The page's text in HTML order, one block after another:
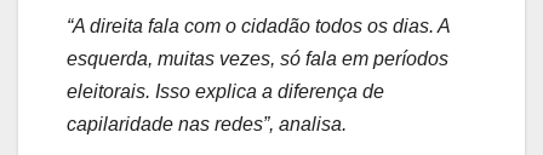
“A direita fala com o cidadão todos os dias. A
esquerda, muitas vezes, só fala em períodos
eleitorais. Isso explica a diferença de
capilaridade nas redes”, analisa.